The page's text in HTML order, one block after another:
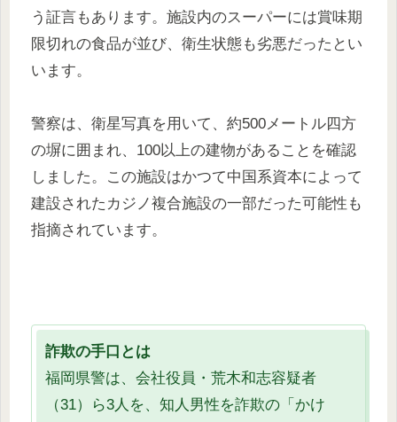
う証言もあります。施設内のスーパーには賞味期
限切れの食品が並び、衛生状態も劣悪だったとい
います。
警察は、衛星写真を用いて、約500メートル四方
の塀に囲まれ、100以上の建物があることを確認
しました。この施設はかつて中国系資本によって
建設されたカジノ複合施設の一部だった可能性も
指摘されています。
詐欺の手口とは
福岡県警は、会社役員・荒木和志容疑者
（31）ら3人を、知人男性を詐欺の「かけ